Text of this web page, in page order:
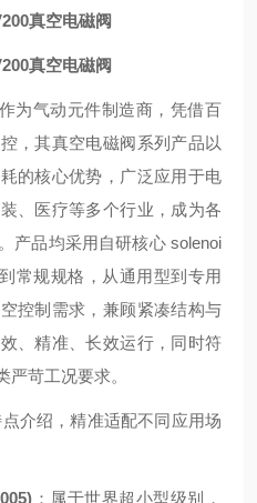
真空电磁阀
真空电磁阀
为气动元件制造商，凭借百
，其真空电磁阀系列产品以
的核心优势，广泛应用于电
、医疗等多个行业，成为各
产品均采用自研核心 solenoi
常规规格，从通用型到专用
控制需求，兼顾紧凑结构与
、精准、长效运行，同时符
苛工况要求。
介绍，精准适配不同应用场
：属于世界超小型级别，